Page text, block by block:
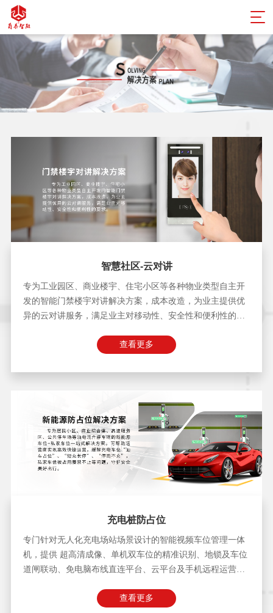
智慧社区-云对讲
专为工业园区、商业楼宇、住宅小区等各种物业类型自主开
发的智能门禁楼宇对讲解决方案，成本改造，为业主提供优
异的云对讲服务，满足业主对移动性、安全性和便利性的要
查看更多
充电桩防占位
专门针对无人化充电场站场景设计的智能视频车位管理一体
机，提供 超高清成像、单机双车位的精准识别、地锁及车位
道闸联动、免电脑布线直连平台、云平台及手机远程运营维
查看更多